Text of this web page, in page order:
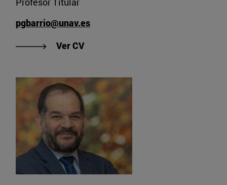
pgbarrio@unav.es
Ver CV"Ver CV de García del Barrio,